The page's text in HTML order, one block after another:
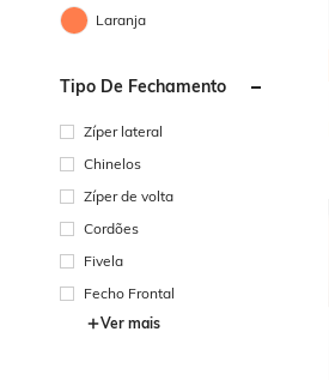
Laranja
Tipo De Fechamento
Zíper lateral
Chinelos
Zíper de volta
Cordões
Fivela
Fecho Frontal
Ver mais